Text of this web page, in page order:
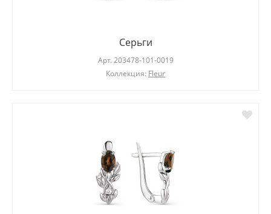
Серьги
Арт. 203478-101-0019
Коллекция: Fleur